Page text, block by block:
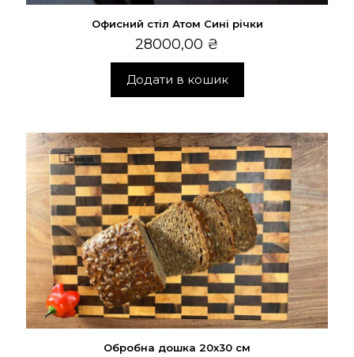
Офисний стіл Атом Сині річки
28000,00 ₴
Додати в кошик
Обробна дошка 20х30 см